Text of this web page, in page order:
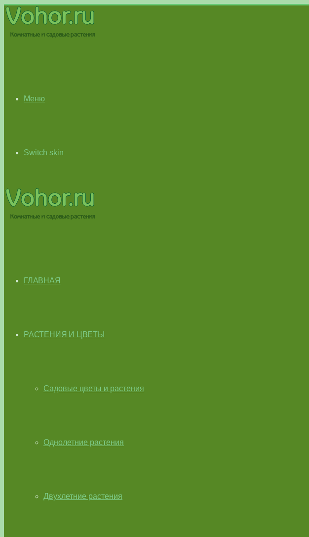
Меню
Switch skin
ГЛАВНАЯ
РАСТЕНИЯ И ЦВЕТЫ
Садовые цветы и растения
Однолетние растения
Двухлетние растения